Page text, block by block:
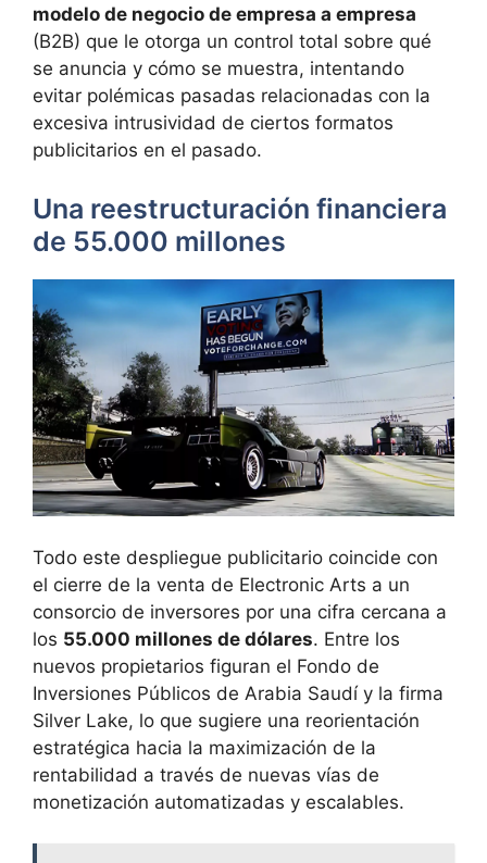
modelo de negocio de empresa a empresa
(B2B) que le otorga un control total sobre qué
se anuncia y cómo se muestra, intentando
evitar polémicas pasadas relacionadas con la
excesiva intrusividad de ciertos formatos
publicitarios en el pasado.
Una reestructuración financiera
de 55.000 millones
Todo este despliegue publicitario coincide con
el cierre de la venta de Electronic Arts a un
consorcio de inversores por una cifra cercana a
los 55.000 millones de dólares. Entre los
nuevos propietarios figuran el Fondo de
Inversiones Públicos de Arabia Saudí y la firma
Silver Lake, lo que sugiere una reorientación
estratégica hacia la maximización de la
rentabilidad a través de nuevas vías de
monetización automatizadas y escalables.